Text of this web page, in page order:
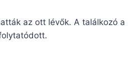
az ott lévők. A találkozó a